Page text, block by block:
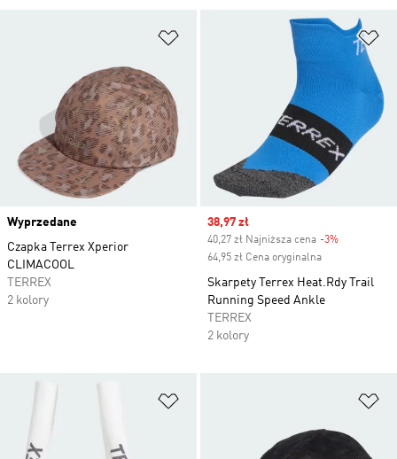
Dodaj do listy życzeń
Wyprzedane
Czapka Terrex Xperior
CLIMACOOL
TERREX
2 kolory
Sale price
38,97 zł
40,27 zł Najniższa cena -3%
64,95 zł Cena oryginalna
Skarpety Terrex Heat.Rdy Trail
Running Speed Ankle
TERREX
2 kolory